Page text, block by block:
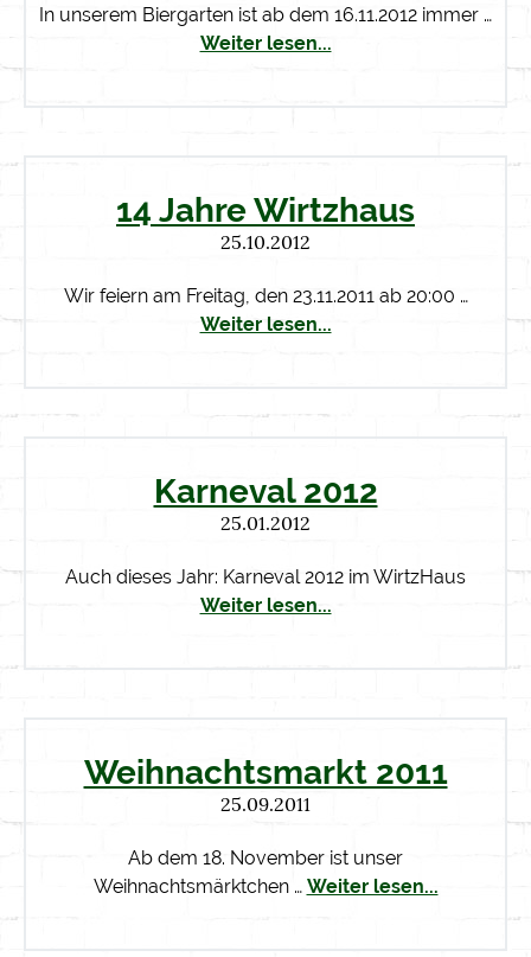
In unserem Biergarten ist ab dem 16.11.2012 immer …
Weiter lesen...
14 Jahre Wirtzhaus
25.10.2012
Wir feiern am Freitag, den 23.11.2011 ab 20:00 …
Weiter lesen...
Karneval 2012
25.01.2012
Auch dieses Jahr: Karneval 2012 im WirtzHaus
Weiter lesen...
Weihnachtsmarkt 2011
25.09.2011
Ab dem 18. November ist unser
Weihnachtsmärktchen … Weiter lesen...